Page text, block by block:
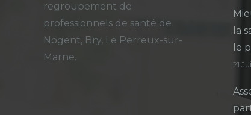
regroupement de
professionnels de santé de
Nogent, Bry, Le Perreux-sur-
Marne.
la
le
21